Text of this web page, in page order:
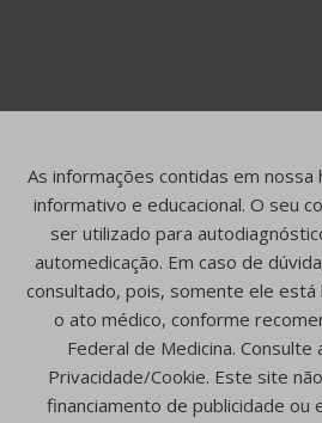
As informações contidas em
informativo e educacional. O seu
ser utilizado para
automedicação. Em caso de
consultado, pois, somente ele
o ato médico, conforme
Federal de Medicina. Consulte
Privacidade/Cookie. Este site
financiamento de publicidade ou